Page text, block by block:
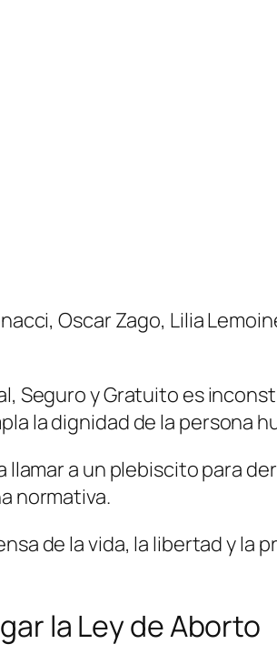
Oscar Zago, Lilia
Seguro y Gratuito es
la dignidad de la persona
a un plebiscito para
normativa.
de la vida, la libertad y la
la Ley de Aborto